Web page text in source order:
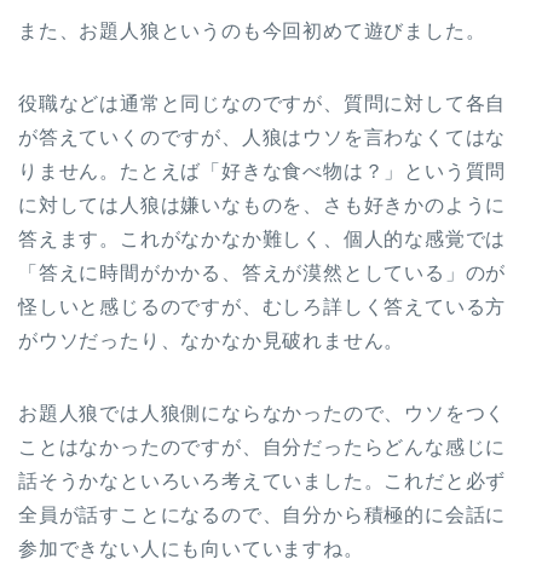
また、お題人狼というのも今回初めて遊びました。
役職などは通常と同じなのですが、質問に対して各自
が答えていくのですが、人狼はウソを言わなくてはな
りません。たとえば「好きな食べ物は？」という質問
に対しては人狼は嫌いなものを、さも好きかのように
答えます。これがなかなか難しく、個人的な感覚では
「答えに時間がかかる、答えが漠然としている」のが
怪しいと感じるのですが、むしろ詳しく答えている方
がウソだったり、なかなか見破れません。
お題人狼では人狼側にならなかったので、ウソをつく
ことはなかったのですが、自分だったらどんな感じに
話そうかなといろいろ考えていました。これだと必ず
全員が話すことになるので、自分から積極的に会話に
参加できない人にも向いていますね。